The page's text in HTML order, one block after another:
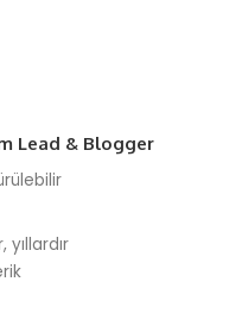
Lead & Blogger